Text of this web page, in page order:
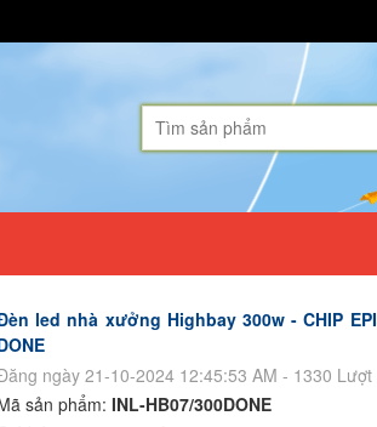
led nhà xưởng Highbay 300w - CHIP
ngày 21-10-2024 12:45:53 AM - 1330 Lượt
sản phẩm: INL-HB07/300DONE